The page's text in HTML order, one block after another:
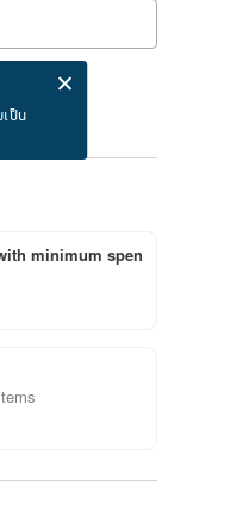
ป็น
minimum spen